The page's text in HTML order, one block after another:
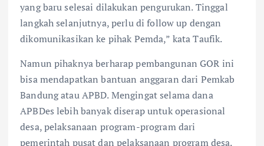
yang baru selesai dilakukan pengurukan. Tinggal
langkah selanjutnya, perlu di follow up dengan
dikomunikasikan ke pihak Pemda,” kata Taufik.
Namun pihaknya berharap pembangunan GOR ini
bisa mendapatkan bantuan anggaran dari Pemkab
Bandung atau APBD. Mengingat selama dana
APBDes lebih banyak diserap untuk operasional
desa, pelaksanaan program-program dari
pemerintah pusat dan pelaksanaan program desa.